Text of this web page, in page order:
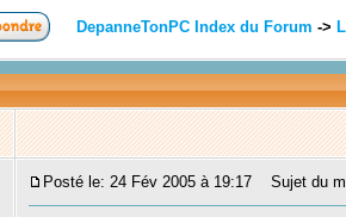
DepanneTonPC Index du Forum ->
Posté le: 24 Fév 2005 à 19:17 Sujet du